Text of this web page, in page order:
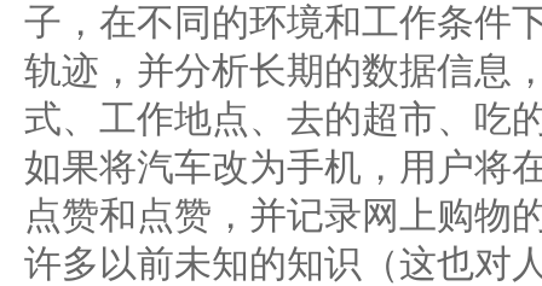
子，在不同的环境和工作条件
轨迹，并分析长期的数据信息
式、工作地点、去的超市、吃
如果将汽车改为手机，用户将
点赞和点赞，并记录网上购物
许多以前未知的知识（这也对